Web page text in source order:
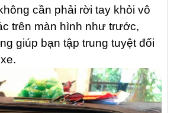
cần phải rời tay khỏi vô
trên màn hình như trước,
giúp bạn tập trung tuyệt đối